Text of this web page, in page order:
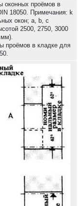
оконных проёмов в
18050. Примечания: k
окон; a, b, c
2500, 2750, 3000
мм).
проёмов в кладке для